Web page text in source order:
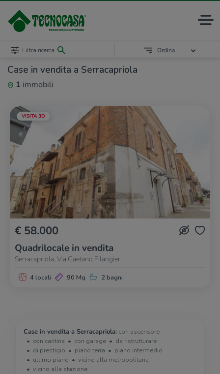
Case in vendita a Serracapriola
1 immobili
Filtra ricerca Ordina
VISITA 3D
€ 58.000
Quadrilocale in vendita
Serracapriola, Via Gaetano Filangieri
4 locali 90 Mq 2 bagni
Case in vendita a Serracapriola: con ascensore
con cantina
con garage
da ristrutturare
di prestigio
piano terra
piano intermedio
ultimo piano
vicino alla metropolitana
vicino alla stazione